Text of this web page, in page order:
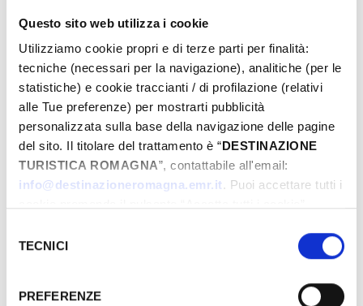
Questo sito web utilizza i cookie
Utilizziamo cookie propri e di terze parti per finalità:
tecniche (necessari per la navigazione), analitiche (per le
statistiche) e cookie traccianti / di profilazione (relativi
alle Tue preferenze) per mostrarti pubblicità
personalizzata sulla base della navigazione delle pagine
del sito. Il titolare del trattamento è “DESTINAZIONE
TURISTICA ROMAGNA”, contattabile all'email:
info@destinazioneromagna.emr.it. Puoi accettare tutti i
gestire le tue preferenze facendo clic su “Personalizza”.
Qualora acconsenti a tutti i cookie i Tuoi dati potranno
attualmente non fornisce garanzie idonee per il
delTECNICI
PREFERENZE
Du
Au
Municipalité